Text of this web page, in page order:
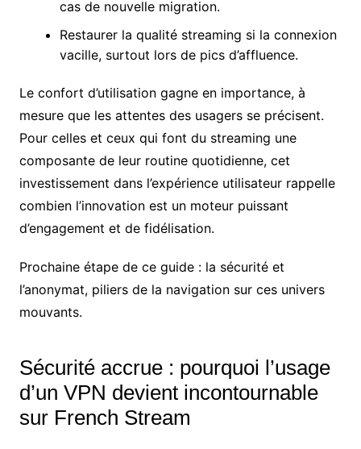
cas de nouvelle migration.
Restaurer la qualité streaming si la connexion
vacille, surtout lors de pics d’affluence.
Le confort d’utilisation gagne en importance, à
mesure que les attentes des usagers se précisent.
Pour celles et ceux qui font du streaming une
composante de leur routine quotidienne, cet
investissement dans l’expérience utilisateur rappelle
combien l’innovation est un moteur puissant
d’engagement et de fidélisation.
Prochaine étape de ce guide : la sécurité et
l’anonymat, piliers de la navigation sur ces univers
mouvants.
Sécurité accrue : pourquoi l’usage
d’un VPN devient incontournable
sur French Stream